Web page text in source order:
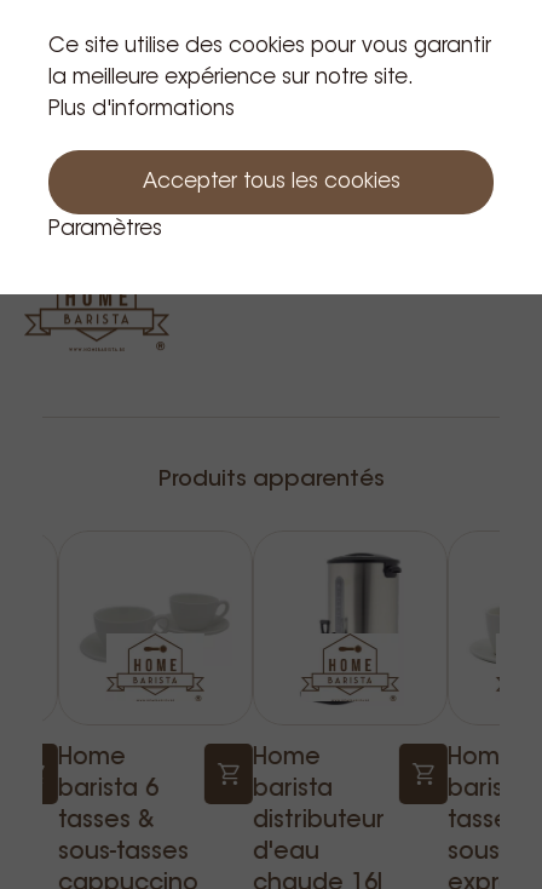
Produits apparentés
Home
barista 6
tasses &
sous-tasses
Home
barista
distributeur
d'eau
Home
barista
tasses
sous-
Ce site utilise des cookies pour vous garantir
la meilleure expérience sur notre site.
Plus d'informations
Accepter tous les cookies
Paramètres